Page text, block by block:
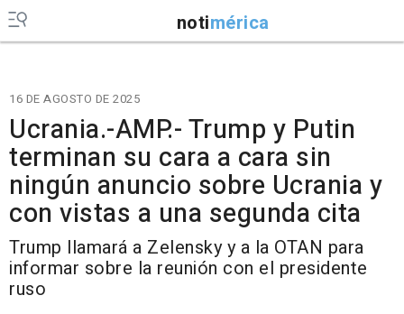
notimérica
16 DE AGOSTO DE 2025
Ucrania.-AMP.- Trump y Putin
terminan su cara a cara sin
ningún anuncio sobre Ucrania y
con vistas a una segunda cita
Trump llamará a Zelensky y a la OTAN para
informar sobre la reunión con el presidente
ruso